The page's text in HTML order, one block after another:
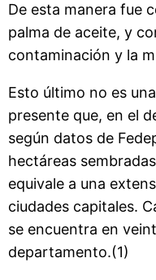
De esta manera fue
palma de aceite, y
contaminación y la
Esto último no es
presente que, en el
según datos de
hectáreas
equivale a una
ciudades capitales.
se encuentra en
departamento.(1)